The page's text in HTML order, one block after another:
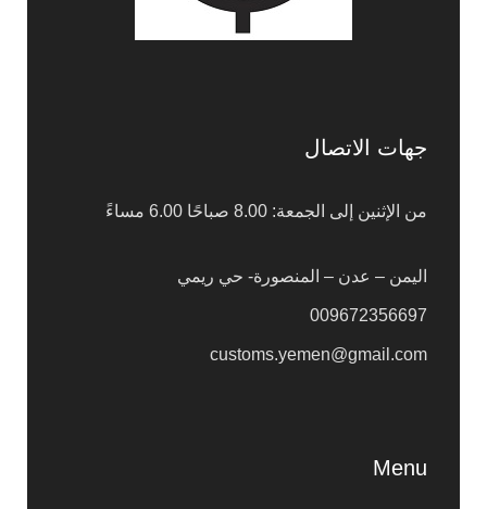
جهات الاتصال
من الإثنين إلى الجمعة: 8.00 صباحًا 6.00 مساءً
اليمن – عدن – المنصورة- حي ريمي
009672356697
customs.yemen@gmail.com
Menu